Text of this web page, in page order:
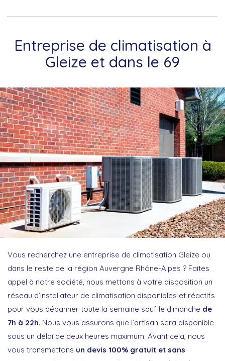
Entreprise de climatisation à
Gleize et dans le 69
Vous recherchez une entreprise de climatisation Gleize ou
dans le reste de la région Auvergne Rhône-Alpes ? Faites
appel à notre société, nous mettons à votre disposition un
réseau d’installateur de climatisation disponibles et réactifs
pour vous dépanner toute la semaine sauf le dimanche de
7h à 22h. Nous vous assurons que l’artisan sera disponible
sous un délai de deux heures maximum. Avant cela, nous
vous transmettons un devis 100% gratuit et sans